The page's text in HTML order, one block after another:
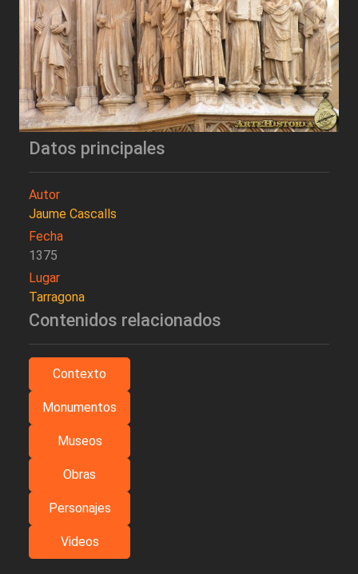
Datos principales
Autor
Jaume Cascalls
Fecha
1375
Lugar
Tarragona
Contenidos relacionados
Contexto
Monumentos
Museos
Obras
Personajes
Videos